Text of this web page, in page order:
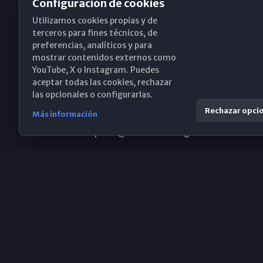
Obispado de Málaga
Santa María, 18-20. 29015 Málaga
(+34) 952 224 386
Configuración de cookies
Utilizamos cookies propias y de
terceros para fines técnicos, de
preferencias, analíticos y para
mostrar contenidos externos como
YouTube, X o Instagram. Puedes
aceptar todas las cookies, rechazar
las opcionales o configurarlas.
Más información Rechazar